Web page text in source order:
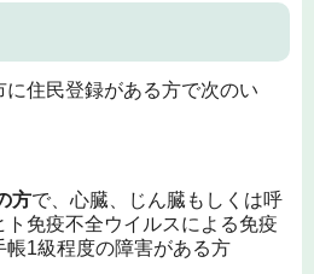
住民登録がある方で次のい
方で、心臓、じん臓もしくは呼
ト免疫不全ウイルスによる免疫
帳1級程度の障害がある方